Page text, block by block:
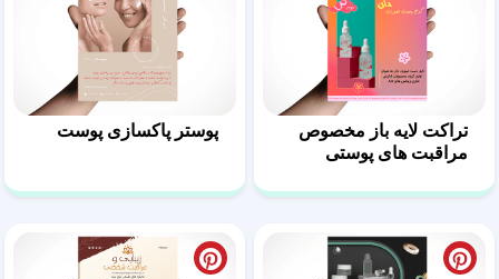
تراکت لایه باز مخصوص
مراقبت های پوستی
پوستر پاکسازی پوست